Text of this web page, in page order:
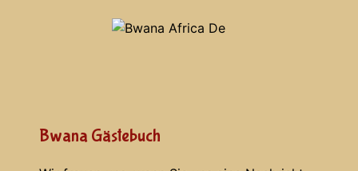
Bwana Gästebuch